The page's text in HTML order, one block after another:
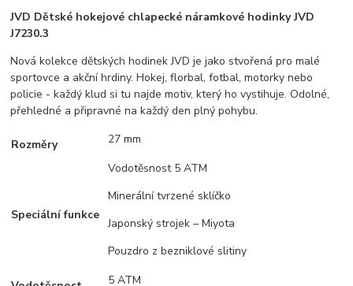
JVD Dětské hokejové chlapecké náramkové hodinky JVD
J7230.3
Nová kolekce dětských hodinek JVD je jako stvořená pro malé
sportovce a akční hrdiny. Hokej, florbal, fotbal, motorky nebo
policie - každý klud si tu najde motiv, který ho vystihuje. Odolné,
přehledné a připravné na každý den plný pohybu.
Rozměry 27 mm
Speciální funkce
Vodotěsnost 5 ATM
Minerální tvrzené sklíčko
Japonský strojek – Miyota
Pouzdro z bezniklové slitiny
5 ATM